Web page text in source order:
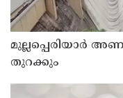
മുല്ലപ്പെരിയാർ
തുറക്കും